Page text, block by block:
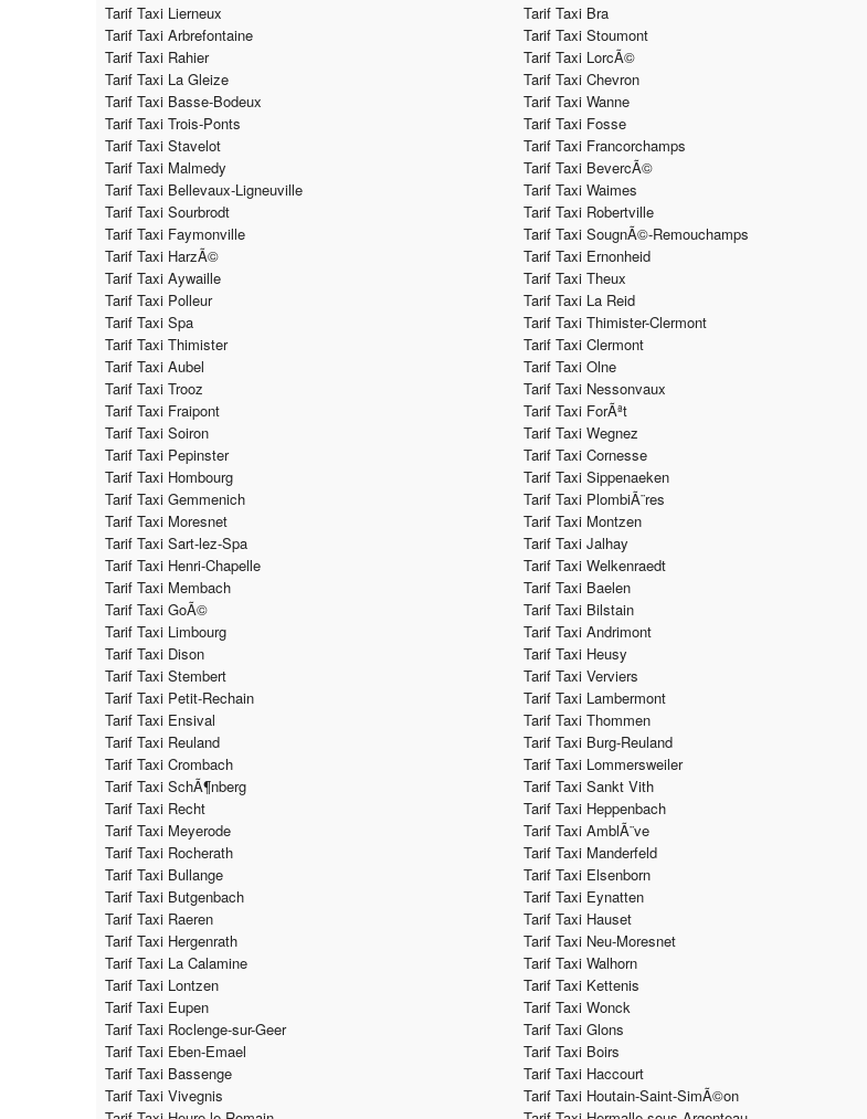
Tarif Taxi Lierneux
Tarif Taxi Bra
Tarif Taxi Arbrefontaine
Tarif Taxi Stoumont
Tarif Taxi Rahier
Tarif Taxi LorcÃ©
Tarif Taxi La Gleize
Tarif Taxi Chevron
Tarif Taxi Basse-Bodeux
Tarif Taxi Wanne
Tarif Taxi Trois-Ponts
Tarif Taxi Fosse
Tarif Taxi Stavelot
Tarif Taxi Francorchamps
Tarif Taxi Malmedy
Tarif Taxi BevercÃ©
Tarif Taxi Bellevaux-Ligneuville
Tarif Taxi Waimes
Tarif Taxi Sourbrodt
Tarif Taxi Robertville
Tarif Taxi Faymonville
Tarif Taxi SougnÃ©-Remouchamps
Tarif Taxi HarzÃ©
Tarif Taxi Ernonheid
Tarif Taxi Aywaille
Tarif Taxi Theux
Tarif Taxi Polleur
Tarif Taxi La Reid
Tarif Taxi Spa
Tarif Taxi Thimister-Clermont
Tarif Taxi Thimister
Tarif Taxi Clermont
Tarif Taxi Aubel
Tarif Taxi Olne
Tarif Taxi Trooz
Tarif Taxi Nessonvaux
Tarif Taxi Fraipont
Tarif Taxi ForÃªt
Tarif Taxi Soiron
Tarif Taxi Wegnez
Tarif Taxi Pepinster
Tarif Taxi Cornesse
Tarif Taxi Hombourg
Tarif Taxi Sippenaeken
Tarif Taxi Gemmenich
Tarif Taxi PlombiÃ¨res
Tarif Taxi Moresnet
Tarif Taxi Montzen
Tarif Taxi Sart-lez-Spa
Tarif Taxi Jalhay
Tarif Taxi Henri-Chapelle
Tarif Taxi Welkenraedt
Tarif Taxi Membach
Tarif Taxi Baelen
Tarif Taxi GoÃ©
Tarif Taxi Bilstain
Tarif Taxi Limbourg
Tarif Taxi Andrimont
Tarif Taxi Dison
Tarif Taxi Heusy
Tarif Taxi Stembert
Tarif Taxi Verviers
Tarif Taxi Petit-Rechain
Tarif Taxi Lambermont
Tarif Taxi Ensival
Tarif Taxi Thommen
Tarif Taxi Reuland
Tarif Taxi Burg-Reuland
Tarif Taxi Crombach
Tarif Taxi Lommersweiler
Tarif Taxi SchÃ¶nberg
Tarif Taxi Sankt Vith
Tarif Taxi Recht
Tarif Taxi Heppenbach
Tarif Taxi Meyerode
Tarif Taxi AmblÃ¨ve
Tarif Taxi Rocherath
Tarif Taxi Manderfeld
Tarif Taxi Bullange
Tarif Taxi Elsenborn
Tarif Taxi Butgenbach
Tarif Taxi Eynatten
Tarif Taxi Raeren
Tarif Taxi Hauset
Tarif Taxi Hergenrath
Tarif Taxi Neu-Moresnet
Tarif Taxi La Calamine
Tarif Taxi Walhorn
Tarif Taxi Lontzen
Tarif Taxi Kettenis
Tarif Taxi Eupen
Tarif Taxi Wonck
Tarif Taxi Roclenge-sur-Geer
Tarif Taxi Glons
Tarif Taxi Eben-Emael
Tarif Taxi Boirs
Tarif Taxi Bassenge
Tarif Taxi Haccourt
Tarif Taxi Vivegnis
Tarif Taxi Houtain-Saint-SimÃ©on